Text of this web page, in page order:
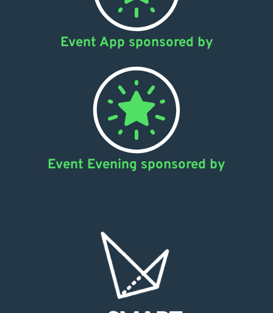
Event App sponsored by
Event Evening sponsored by